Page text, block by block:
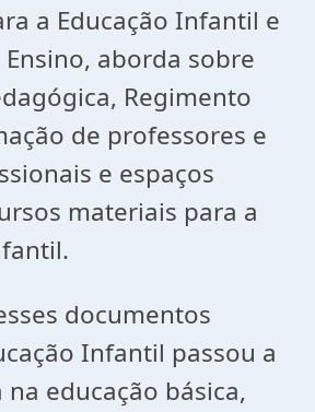
a Educação Infantil e
Ensino, aborda sobre
Regimento
de professores e
e espaços
materiais para a
documentos
Infantil passou a
educação básica,